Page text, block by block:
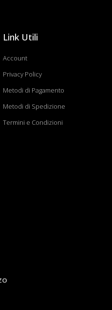
Link Utili
Account
Privacy Policy
Metodi di Pagamento
Metodi di Spedizione
Termini e Condizioni